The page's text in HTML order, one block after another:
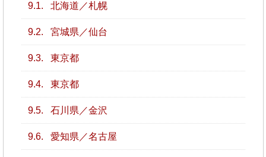
9.1. 北海道／札幌
9.2. 宮城県／仙台
9.3. 東京都
9.4. 東京都
9.5. 石川県／金沢
9.6. 愛知県／名古屋